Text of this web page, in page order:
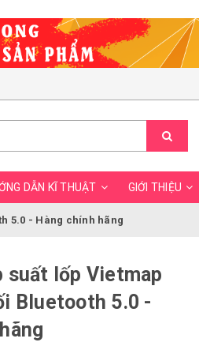
DẪN KĨ THUẬT GIỚI THIỆU
5.0 - Hàng chính hãng
suất lốp Vietmap
Bluetooth 5.0 -